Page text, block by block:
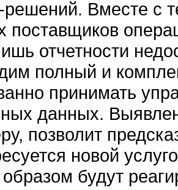
решений. Вместе с
поставщиков
отчетности
полный и
принимать
данных.
позволит
новой
будут